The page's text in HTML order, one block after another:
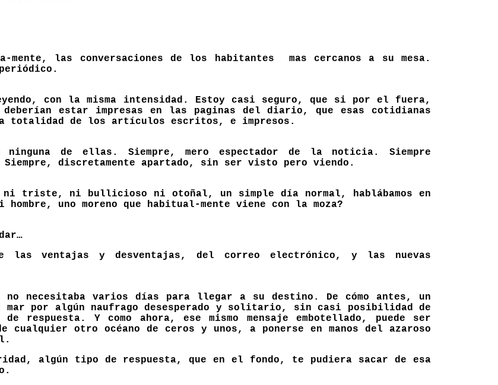
mente, las conversaciones de los habitantes mas cercanos a su mesa.
con la misma intensidad. Estoy casi seguro, que si por el fuera,
deberían estar impresas en las paginas del diario, que esas cotidianas
totalidad de los artículos escritos, e impresos.
de ellas. Siempre, mero espectador de la noticia. Siempre
discretamente apartado, sin ser visto pero viendo.
triste, ni bullicioso ni otoñal, un simple día normal, hablábamos en
uno moreno que habitual-mente viene con la moza?
las ventajas y desventajas, del correo electrónico, y las nuevas
no necesitaba varios días para llegar a su destino. De cómo antes, un
por algún naufrago desesperado y solitario, sin casi posibilidad de
respuesta. Y como ahora, ese mismo mensaje embotellado, puede ser
cualquier otro océano de ceros y unos, a ponerse en manos del azaroso
algún tipo de respuesta, que en el fondo, te pudiera sacar de esa